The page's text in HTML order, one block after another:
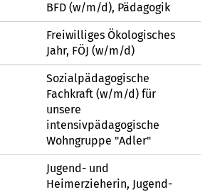
BFD (w/m/d), Pädagogik
Freiwilliges Ökologisches
Jahr, FÖJ (w/m/d)
Sozialpädagogische
Fachkraft (w/m/d) für
unsere
intensivpädagogische
Wohngruppe "Adler"
Jugend- und
Heimerzieherin, Jugend-